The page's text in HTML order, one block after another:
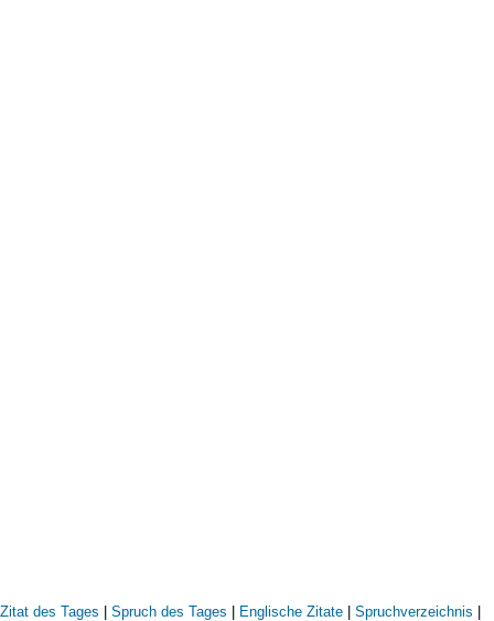
Zitat des Tages | Spruch des Tages | Englische Zitate | Spruchverzeichnis |